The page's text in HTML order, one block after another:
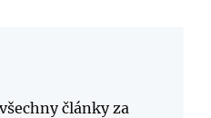
články za